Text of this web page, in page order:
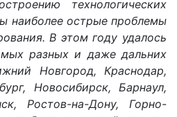
технологических
наиболее острые проблемы
В этом году удалось
разных и даже дальних
Новгород, Краснодар,
Новосибирск, Барнаул,
Ростов-на-Дону, Горно-